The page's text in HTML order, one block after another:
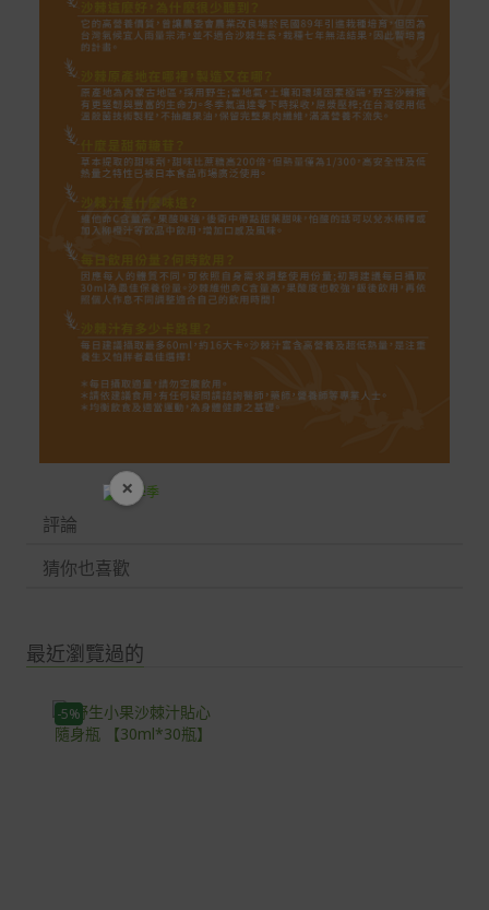
評論
猜你也喜歡
最近瀏覽過的
-5%
× 開學裝備全面降價